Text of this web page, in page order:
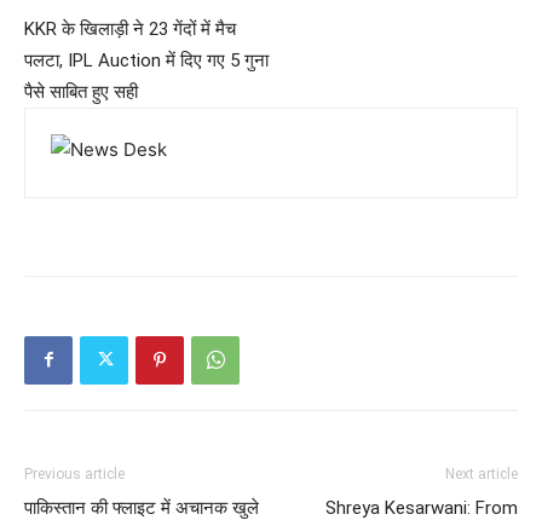
KKR के खिलाड़ी ने 23 गेंदों में मैच
पलटा, IPL Auction में दिए गए 5 गुना
पैसे साबित हुए सही
Previous article
पाकिस्तान की फ्लाइट में अचानक खुले
Next article
Shreya Kesarwani: From